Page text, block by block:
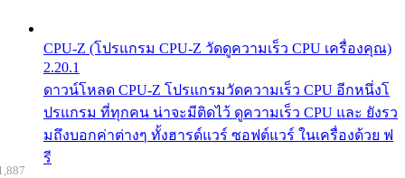
CPU-Z (โปรแกรม CPU-Z วัดดูความเร็ว CPU เครื่องคุณ)
2.20.1
ดาวน์โหลด CPU-Z โปรแกรมวัดความเร็ว CPU อีกหนึ่งโ
ปรแกรม ที่ทุกคน น่าจะมีติดไว้ ดูความเร็ว CPU และ ยังรว
มถึงบอกค่าต่างๆ ทั้งฮารด์แวร์ ซอฟต์แวร์ ในเครื่องด้วย ฟ
รี